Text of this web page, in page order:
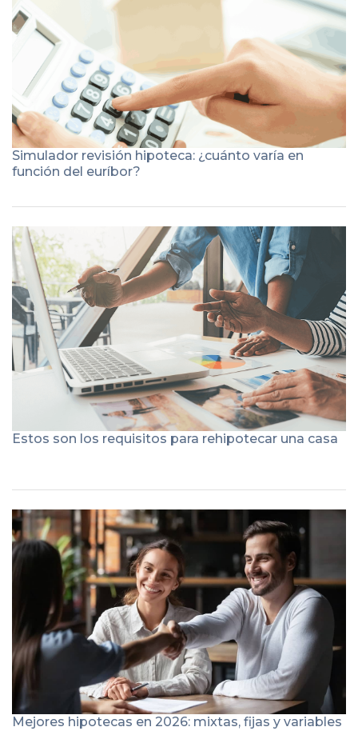
Simulador revisión hipoteca: ¿cuánto varía en
función del euríbor?
Estos son los requisitos para rehipotecar una casa
Mejores hipotecas en 2026: mixtas, fijas y variables